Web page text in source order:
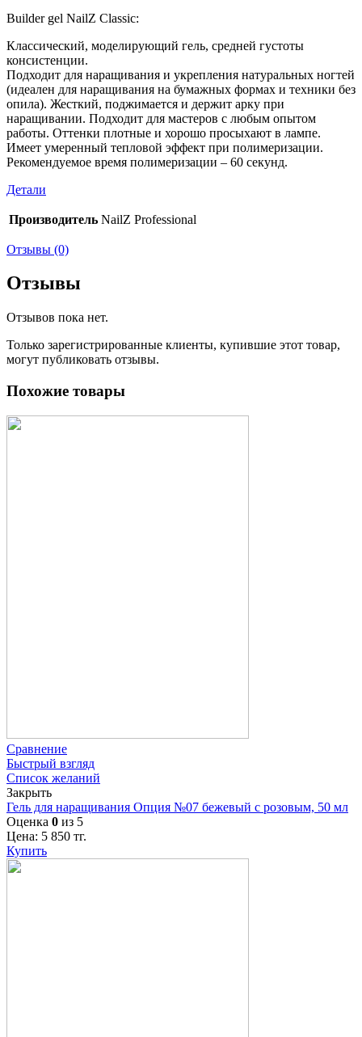
Builder gel NailZ Classic:
Классический, моделирующий гель, средней густоты
консистенции.
Подходит для наращивания и укрепления натуральных ногтей
(идеален для наращивания на бумажных формах и техники без
опила). Жесткий, поджимается и держит арку при
наращивании. Подходит для мастеров с любым опытом
работы. Оттенки плотные и хорошо просыхают в лампе.
Имеет умеренный тепловой эффект при полимеризации.
Рекомендуемое время полимеризации – 60 секунд.
Детали
Производитель NailZ Professional
Отзывы (0)
Отзывы
Отзывов пока нет.
Только зарегистрированные клиенты, купившие этот товар,
могут публиковать отзывы.
Похожие товары
Сравнение
Быстрый взгляд
Список желаний
Закрыть
Гель для наращивания Опция №07 бежевый с розовым, 50 мл
Оценка 0 из 5
Цена: 5 850 тг.
Купить